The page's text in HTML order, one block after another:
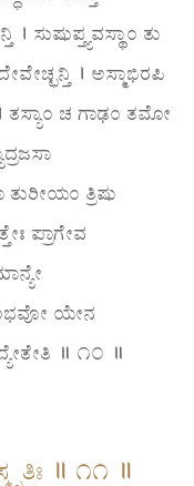
ಸುಷುಪ್ತ್ಯವಸ್ಥಾಂ ತು
। ಅಸ್ಮಾಭಿರಪಿ
। ತಸ್ಯಾಂ ಚ ಗಾಢಂ ತಮೋ
ತುರೀಯಂ ತ್ರಿಷು
ಪ್ರಾಗೇವ
ಯೇನ
॥ ೧೦ ॥
॥ ೧೧ ॥